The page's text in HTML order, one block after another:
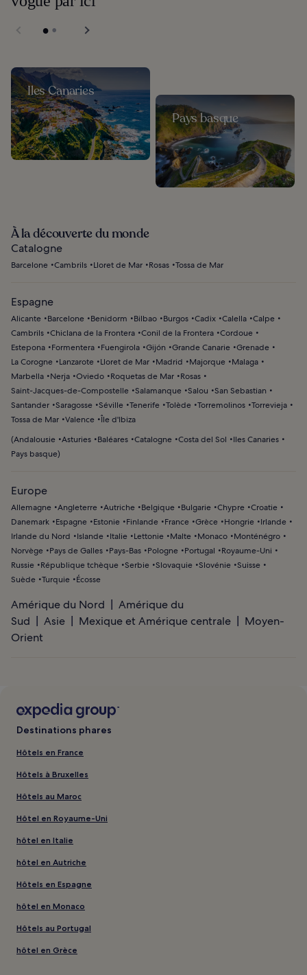
Iles Canaries
Pays basque
À la découverte du monde
Catalogne
Barcelone Cambrils Lloret de Mar Rosas Tossa de Mar
Espagne
Alicante Barcelone Benidorm Bilbao Burgos Cadix Calella Calpe
Cambrils Chiclana de la Frontera Conil de la Frontera Cordoue
Estepona
Formentera Fuengirola Gijón Grande Canarie Grenade
La Corogne
Lanzarote Lloret de Mar Madrid Majorque
Malaga
Marbella
Nerja Oviedo Roquetas de Mar
Rosas
Saint-Jacques-de-Compostelle Salamanque Salou
San Sebastian
Santander Saragosse Séville Tenerife Tolède Torremolinos Torrevieja
Tossa de Mar Valence Île d'Ibiza
(Andalousie Asturies Baléares Catalogne Costa del Sol
Iles Canaries
Pays basque)
Europe
Allemagne Angleterre Autriche Belgique Bulgarie Chypre Croatie
Danemark
Espagne Estonie Finlande France Grèce Hongrie
Irlande
Irlande du Nord
Islande Italie Lettonie Malte Monaco
Monténégro
Norvège
Pays de Galles Pays-Bas Pologne Portugal
Royaume-Uni
Russie
République tchèque Serbie Slovaquie Slovénie Suisse
Suède Turquie Écosse
Amérique du Nord
Amérique du
Sud
Asie Mexique et Amérique centrale
Moyen-
Orient
Destinations phares
Hôtels en France
Hôtels à Bruxelles
Hôtels au Maroc
Hôtel en Royaume-Uni
hôtel en Italie
hôtel en Autriche
Hôtels en Espagne
hôtel en Monaco
Hôtels au Portugal
hôtel en Grèce